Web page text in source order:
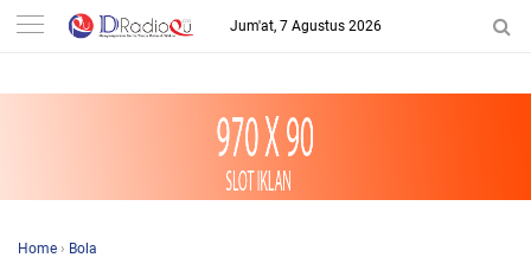
-->
Jum'at, 7 Agustus 2026
Home › Bola